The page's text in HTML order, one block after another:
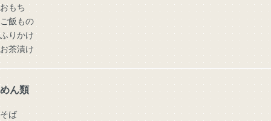
おもち
ご飯もの
ふりかけ
お茶漬け
めん類
そば